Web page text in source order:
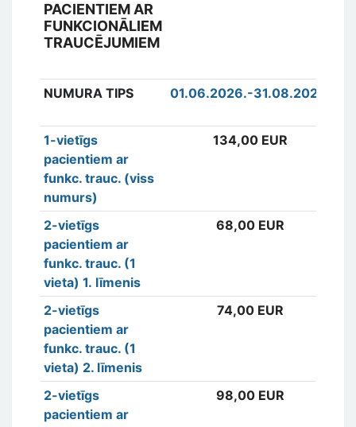
PACIENTIEM AR
FUNKCIONĀLIEM
TRAUCĒJUMIEM
NUMURA TIPS 01.06.2026.-31.08.2026.
1-vietīgs
pacientiem ar
funkc. trauc. (viss
numurs)
134,00 EUR
2-vietīgs
pacientiem ar
funkc. trauc. (1
vieta) 1. līmenis
68,00 EUR
2-vietīgs
pacientiem ar
funkc. trauc. (1
vieta) 2. līmenis
74,00 EUR
2-vietīgs
pacientiem ar
98,00 EUR